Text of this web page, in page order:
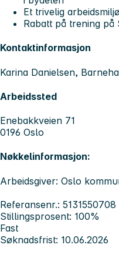
Et trivelig
Rabatt på trening på
Kontaktinformasjon
Karina Danielsen,
Arbeidssted
Enebakkveien 71
0196 Oslo
Nøkkelinformasjon:
Arbeidsgiver: Oslo
Referansenr.: 5131550708
Stillingsprosent: 100%
Fast
Søknadsfrist: 10.06.2026